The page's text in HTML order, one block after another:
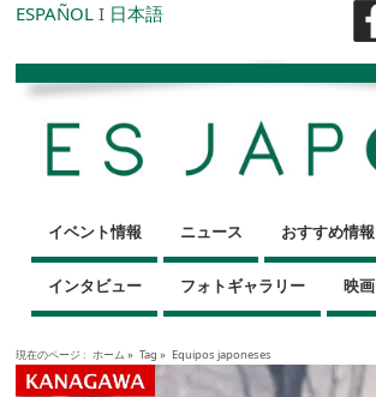
ESPAÑOL I 日本語
イベント情報 ニュース おすすめ情報
インタビュー フォトギャラリー 映画
現在のページ : ホーム » Tag » Equipos japoneses